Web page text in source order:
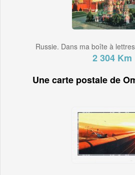
Russie. Dans ma boîte à
2 304 Km
Une carte postale de